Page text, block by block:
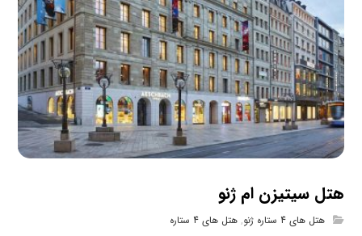
هتل سیتیزن ام ژنو
هتل های 4 ستاره ژنو ,هتل های 4 ستاره